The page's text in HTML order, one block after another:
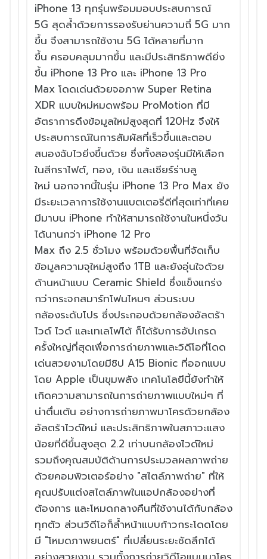
iPhone 13 ทุกรุ่นพร้อมมอบประสบการณ์
5G สุดล้ำด้วยการรองรับย่านความถี่ 5G มาก
ขึ้น จึงสามารถใช้งาน 5G ได้หลายที่มาก
ขึ้น ครอบคลุมมากขึ้น และมีประสิทธิภาพดียิ่ง
ขึ้น iPhone 13 Pro และ iPhone 13 Pro
Max โดดเด่นด้วยจอภาพ Super Retina
XDR แบบใหม่หมดพร้อม ProMotion ที่มี
อัตราการดึงข้อมูลใหม่สูงสุดที่ 120Hz จึงให้
ประสบการณ์ในการสัมผัสที่เร็วขึ้นและตอบ
สนองฉับไวยิ่งขึ้นด้วย ซึ่งทั้งสองรุ่นมีให้เลือก
ในสีกราไฟต์, ทอง, เงิน และเซียร์ร่าบลู
ใหม่ นอกจากนี้ในรุ่น iPhone 13 Pro Max ยัง
มีระยะเวลาการใช้งานแบตเตอรี่ดีที่สุดเท่าที่เคย
มีมาบน iPhone ทำให้สามารถใช้งานในหนึ่งวัน
ได้นานกว่า iPhone 12 Pro
Max ถึง 2.5 ชั่วโมง พร้อมด้วยพื้นที่จัดเก็บ
ข้อมูลความจุใหม่สูงถึง 1TB และยังอุ่นใจด้วย
ด้านหน้าแบบ Ceramic Shield ซึ่งแข็งแกร่ง
กว่ากระจกสมาร์ทโฟนไหนๆ ส่วนระบบ
กล้องระดับโปร ซึ่งประกอบด้วยกล้องอัลตร้า
ไวด์ไวด์ และเทเลโฟโต้ ก็ได้รับการอัปเกรด
ครั้งใหญ่ที่สุดเพื่อการถ่ายภาพและวิดีโอที่โดด
เด่นสวยงามโดยมีชิป A15 Bionic ที่ออกแบบ
โดย Apple เป็นขุมพลัง เทคโนโลยีนี้ยังทำให้
เกิดความสามารถในการถ่ายภาพแบบใหม่ๆ ที่
น่าตื่นเต้น อย่างการถ่ายภาพมาโครด้วยกล้อง
อัลตร้าไวด์ใหม่ และประสิทธิภาพในสภาวะแสง
น้อยที่ดีขึ้นสูงสุด 2.2 เท่าบนกล้องไวด์ใหม่
รวมถึงคุณสมบัติด้านการประมวลผลภาพถ่าย
ด้วยคอมพิวเตอร์อย่าง "สไตล์ภาพถ่าย" ที่ให้
คุณปรับแต่งสไตล์ภาพในแอปกล้องอย่างที่
ต้องการ และโหมดกลางคืนที่ใช้งานได้กับกล้อง
ทุกตัว ส่วนวิดีโอก็ล้ำหน้าแบบก้าวกระโดดโดย
มี "โหมดภาพยนตร์" ที่เปลี่ยนระยะชัดลึกได้